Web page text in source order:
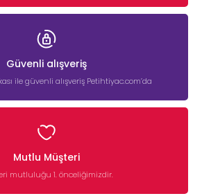
Güvenli alışveriş
ile güvenli alışveriş Petihtiyac.com’da
Mutlu Müşteri
mutluluğu 1. önceliğimizdir.